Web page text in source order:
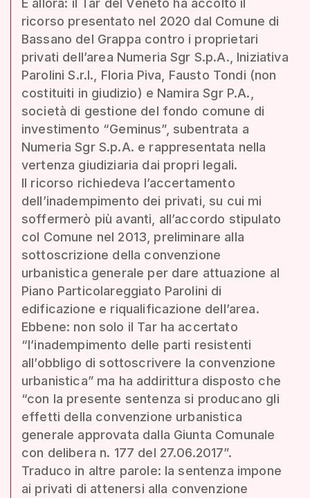
E allora: il Tar del Veneto ha accolto il
ricorso presentato nel 2020 dal Comune di
Bassano del Grappa contro i proprietari
privati dell’area Numeria Sgr S.p.A., Iniziativa
Parolini S.r.l., Floria Piva, Fausto Tondi (non
costituiti in giudizio) e Namira Sgr P.A.,
società di gestione del fondo comune di
investimento “Geminus”, subentrata a
Numeria Sgr S.p.A. e rappresentata nella
vertenza giudiziaria dai propri legali.
Il ricorso richiedeva l’accertamento
dell’inadempimento dei privati, su cui mi
soffermerò più avanti, all’accordo stipulato
col Comune nel 2013, preliminare alla
sottoscrizione della convenzione
urbanistica generale per dare attuazione al
Piano Particolareggiato Parolini di
edificazione e riqualificazione dell’area.
Ebbene: non solo il Tar ha accertato
“l’inadempimento delle parti resistenti
all’obbligo di sottoscrivere la convenzione
urbanistica” ma ha addirittura disposto che
“con la presente sentenza si producano gli
effetti della convenzione urbanistica
generale approvata dalla Giunta Comunale
con delibera n. 177 del 27.06.2017”.
Traduco in altre parole: la sentenza impone
ai privati di attenersi alla convenzione